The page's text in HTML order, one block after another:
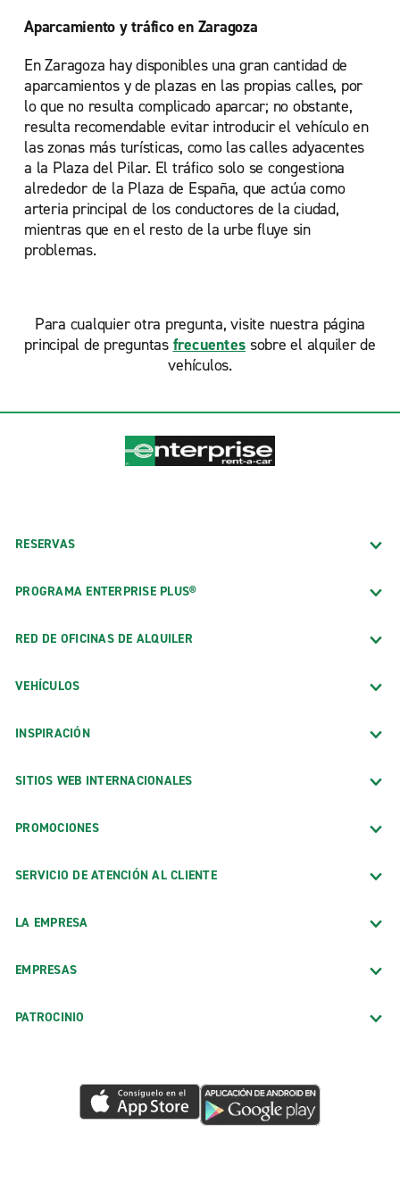
Aparcamiento y tráfico en Zaragoza
En Zaragoza hay disponibles una gran cantidad de
aparcamientos y de plazas en las propias calles, por
lo que no resulta complicado aparcar; no obstante,
resulta recomendable evitar introducir el vehículo en
las zonas más turísticas, como las calles adyacentes
a la Plaza del Pilar. El tráfico solo se congestiona
alrededor de la Plaza de España, que actúa como
arteria principal de los conductores de la ciudad,
mientras que en el resto de la urbe fluye sin
problemas.
Para cualquier otra pregunta, visite nuestra página
principal de preguntas frecuentes sobre el alquiler de
vehículos.
RESERVAS
PROGRAMA ENTERPRISE PLUS®
RED DE OFICINAS DE ALQUILER
VEHÍCULOS
INSPIRACIÓN
SITIOS WEB INTERNACIONALES
PROMOCIONES
SERVICIO DE ATENCIÓN AL CLIENTE
LA EMPRESA
EMPRESAS
PATROCINIO